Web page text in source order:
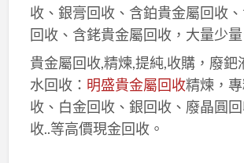
收、銀膏回收、含鉑貴金屬回收
回收、含銠貴金屬回收，大量少量
貴金屬回收,精煉,提純,收購，廢鈀
水回收： 明盛貴金屬回收精煉，
收、白金回收、銀回收、廢晶圓回
收..等高價現金回收。